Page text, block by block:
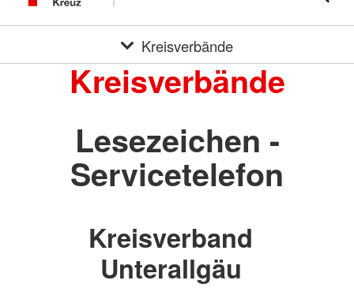
Kreisverbände
Kreisverbände
Lesezeichen -
Servicetelefon
Kreisverband
Unterallgäu